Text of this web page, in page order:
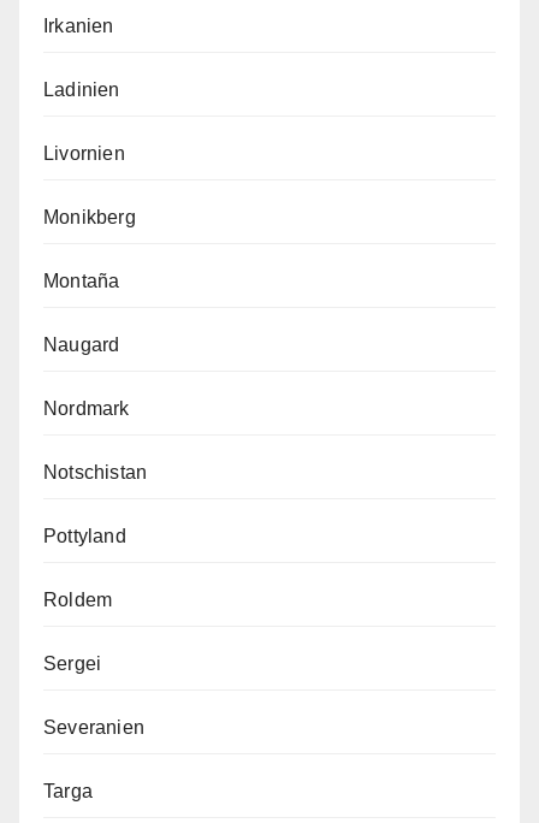
Irkanien
Ladinien
Livornien
Monikberg
Montaña
Naugard
Nordmark
Notschistan
Pottyland
Roldem
Sergei
Severanien
Targa